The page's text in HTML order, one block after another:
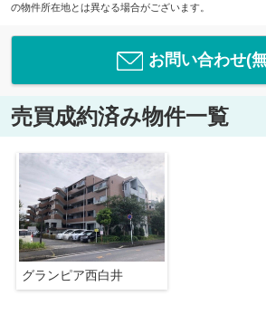
の物件所在地とは異なる場合がございます。
お問い合わせ(
売買成約済み物件一覧
グランピア西白井